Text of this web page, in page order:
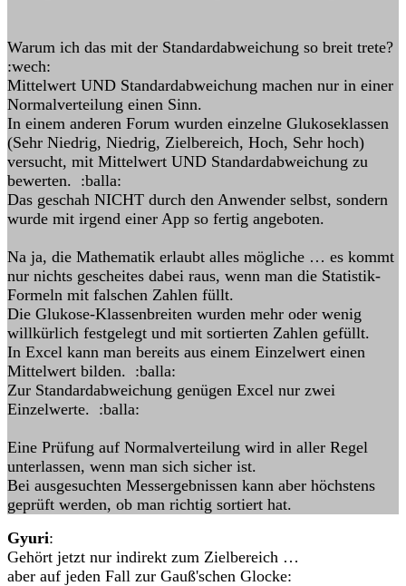
Warum ich das mit der Standardabweichung so breit trete?
:wech:
Mittelwert UND Standardabweichung machen nur in einer
Normalverteilung einen Sinn.
In einem anderen Forum wurden einzelne Glukoseklassen
(Sehr Niedrig, Niedrig, Zielbereich, Hoch, Sehr hoch)
versucht, mit Mittelwert UND Standardabweichung zu
bewerten. :balla:
Das geschah NICHT durch den Anwender selbst, sondern
wurde mit irgend einer App so fertig angeboten.
Na ja, die Mathematik erlaubt alles mögliche … es kommt
nur nichts gescheites dabei raus, wenn man die Statistik-
Formeln mit falschen Zahlen füllt.
Die Glukose-Klassenbreiten wurden mehr oder wenig
willkürlich festgelegt und mit sortierten Zahlen gefüllt.
In Excel kann man bereits aus einem Einzelwert einen
Mittelwert bilden. :balla:
Zur Standardabweichung genügen Excel nur zwei
Einzelwerte. :balla:
Eine Prüfung auf Normalverteilung wird in aller Regel
unterlassen, wenn man sich sicher ist.
Bei ausgesuchten Messergebnissen kann aber höchstens
geprüft werden, ob man richtig sortiert hat.
Gyuri:
Gehört jetzt nur indirekt zum Zielbereich …
aber auf jeden Fall zur Gauß'schen Glocke: